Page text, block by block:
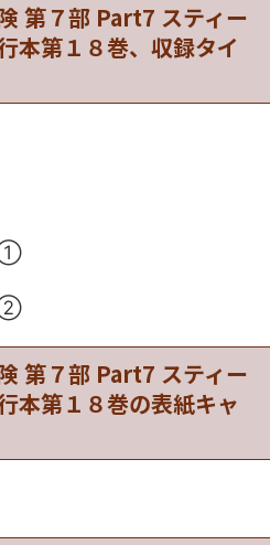
第７部 Part7 スティー
本第１８巻、収録タイ
①
②
第７部 Part7 スティー
本第１８巻の表紙キャ